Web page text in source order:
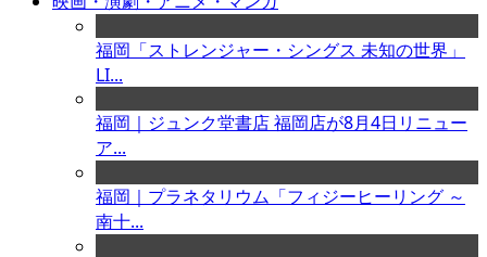
福岡「ストレンジャー・シングス 未知の世界」
LI...
福岡｜ジュンク堂書店 福岡店が8月4日リニュー
ア...
福岡｜プラネタリウム「フィジーヒーリング ～
南十...